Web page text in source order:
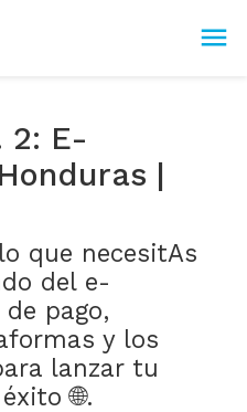
menu
2: E-
|
que necesitAs
del e-
pago,
y los
lanzar tu
🌐.